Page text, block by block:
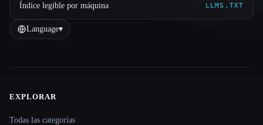
Índice legible por máquina LLMS.TXT
Language▾
Site navigation
EXPLORAR
Todas las categorías